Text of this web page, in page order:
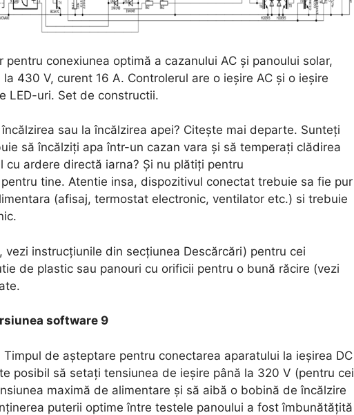
conexiunea optimă a cazanului AC și panoului solar,
430 V, curent 16 A. Controlerul are o ieșire AC și o ieșire
LED-uri. Set de constructii.
sau la încălzirea apei? Citește mai departe. Sunteți
să încălziți apa într-un cazan vara și să temperați clădirea
cu ardere directă iarna? Și nu plătiți pentru
tine. Atentie insa, dispozitivul conectat trebuie sa fie pur
(afisaj, termostat electronic, ventilator etc.) si trebuie
vezi instrucțiunile din secțiunea Descărcări) pentru cei
de plastic sau panouri cu orificii pentru o bună răcire (vezi
software 9
de așteptare pentru conectarea aparatului la ieșirea DC
posibil să setați tensiunea de ieșire până la 320 V (pentru cei
maximă de alimentare și să aibă o bobină de încălzire
puterii optime între testele panoului a fost îmbunătățită